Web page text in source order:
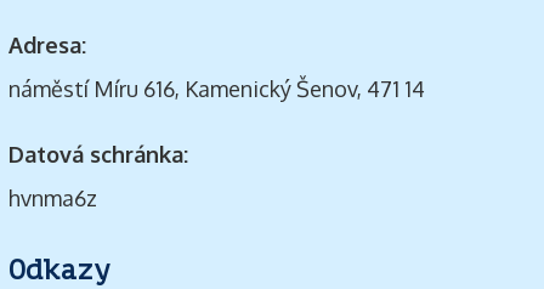
Adresa:
náměstí Míru 616, Kamenický Šenov, 471 14
Datová schránka:
hvnma6z
Odkazy